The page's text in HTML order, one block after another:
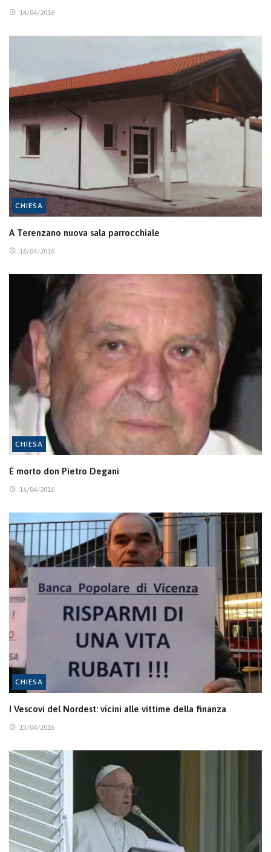
16/04/2016
CHIESA
A Terenzano nuova sala parrocchiale
16/04/2016
CHIESA
È morto don Pietro Degani
16/04/2016
CHIESA
I Vescovi del Nordest: vicini alle vittime della finanza
15/04/2016